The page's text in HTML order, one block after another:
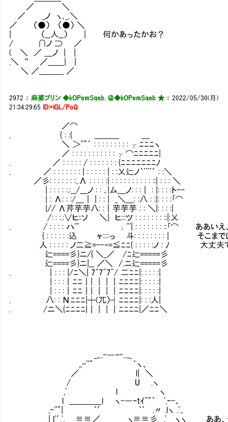
／ ＼
／ _ノ ヽ､_.＼
／ （●） （●） ＼
| （__人__） | 何かあったかお？
/ ∩ノ ⊃ ／
( ＼ ／ ＿ノ | |
.＼ “ ／＿＿| |
＼ ／＿＿＿ ／
2972 ： 麻婆プリン ◆kOPemSqeb. ＠◆kOPemSqeb ★：2022/05/30(月)
21:34:29.65
ID:+iGL/PoQ
／⌒
. { : :{ ＿＿＿ ＿
＼ ＞''"´ : : : : : : : : : γﾆﾆﾆヽ
／ : : : : : : : : : : : γ⌒ﾆﾆﾆﾆﾆ|
. ／ : : : : : / : : : : : : : {ﾆﾆﾆﾆﾆﾆﾆﾉ
. ／ : : : : : : : | : : : : : | : :乂辷ノ｀¨¨´ : :＼
／彡: : : : : : :..Λ : : : : :| : : : : : : : : : : ::| : : : ＼
| : : : : :.:__/___ノ : : ､|厶＿ノ: : :｜ : |: : : :ト--
| : Λ: : :/＿｜ | : : | _＼＿: :八 : :|: : : :｢⌒
|// Λ芹芋芋八: :｜芋芋芋 : : ＼|: : : :|
/: : :.:∨ヒ::ソ ＼| ヒ:::ツ : : : : : : : ::|:乂
. / : : : : ハ''' ι'''| : : : : : : : ::｢⌒ ああいえ
{ : : : : : :込 ャ::::っ 斗: : : : : : : : | そこまでは、
人 : : : : : ノ二≧=--‐=≦ﾆﾆ{ : : : : :ノ : ﾉ 大丈夫で
辷====彡}ニ/{ ＼_／ /ﾆ辷=====彡
辷====彡}ニ|__ ／＼ /.ニ辷=====彡
. ｜: : : |/ﾆ＼| 7^7^7^/ 二ﾆﾆ|: : : : :|
| : : :｜ﾆﾆ｜| | | ｜ﾆﾆﾆﾆ|: : : : :|
| : : :｜ﾆﾆ｜| | | ｜ﾆﾆﾆﾆ|: : : : :|
. 八: : Νﾆﾆﾆ|┼(兀）┤ﾆﾆﾆﾆ|: : :人|
. /ニ＼{ﾆﾆﾆﾆ|｜ | | ｜ﾆﾆﾆﾆ|／ﾆﾆ＼
_,,..-―‐-..,,_
,,-''" ｀ヽ、
／ l| ＼
/ U .ヽ
,' l ヽ
l ＿＿＿＿l ヽ-―‐tｲ''"´ ',‐-、
,-''"| ｀′ ｀′ .〃 .lヽ .'.,
| l'´.', ≡≡／ ヽ≡≡彡 ,' ヽヽ_ ああ、